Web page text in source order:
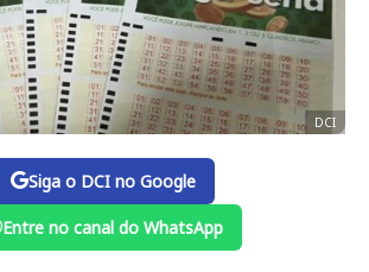
DCI
Siga o DCI no Google
Entre no canal do WhatsApp